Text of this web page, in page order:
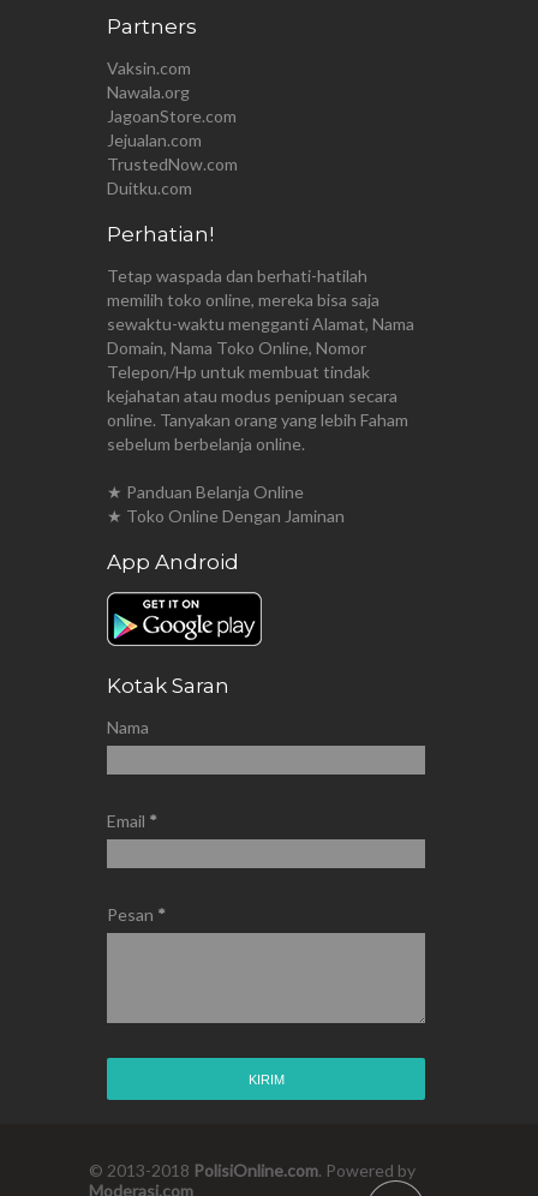
Partners
Vaksin.com
Nawala.org
JagoanStore.com
Jejualan.com
TrustedNow.com
Duitku.com
Perhatian!
Tetap waspada dan berhati-hatilah
memilih toko online, mereka bisa saja
sewaktu-waktu mengganti Alamat, Nama
Domain, Nama Toko Online, Nomor
Telepon/Hp untuk membuat tindak
kejahatan atau modus penipuan secara
online. Tanyakan orang yang lebih Faham
sebelum berbelanja online.
★ Panduan Belanja Online
★ Toko Online Dengan Jaminan
App Android
Kotak Saran
Nama
Email *
Pesan *
© 2013-2018 PolisiOnline.com. Powered by
Moderasi.com